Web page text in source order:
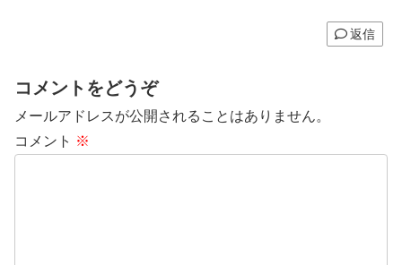
返信
コメントをどうぞ
メールアドレスが公開されることはありません。
コメント ※